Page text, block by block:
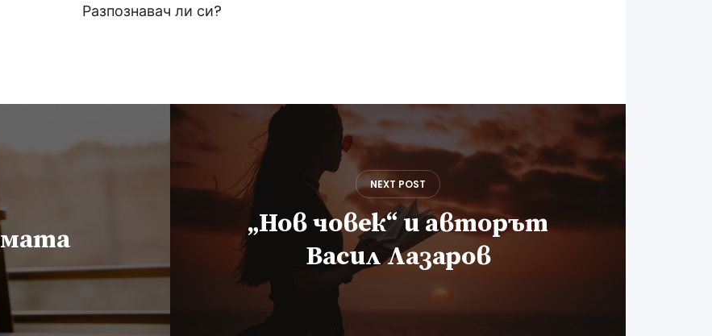
Разпознавач ли си?
NEXT POST
„Нов човек“ и авторът
Васил Лазаров